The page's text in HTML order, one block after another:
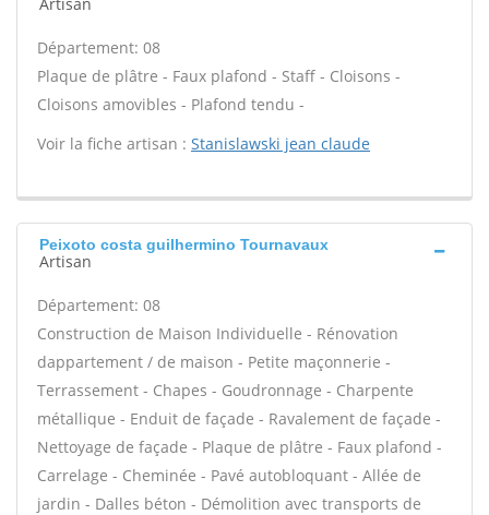
Département: 08
Plaque de plâtre - Faux plafond - Staff - Cloisons -
Cloisons amovibles - Plafond tendu -
Voir la fiche artisan : Stanislawski jean claude
Peixoto costa guilhermino Tournavaux
Artisan
Département: 08
Construction de Maison Individuelle - Rénovation
dappartement / de maison - Petite maçonnerie -
Terrassement - Chapes - Goudronnage - Charpente
métallique - Enduit de façade - Ravalement de façade -
Nettoyage de façade - Plaque de plâtre - Faux plafond -
Carrelage - Cheminée - Pavé autobloquant - Allée de
jardin - Dalles béton - Démolition avec transports de